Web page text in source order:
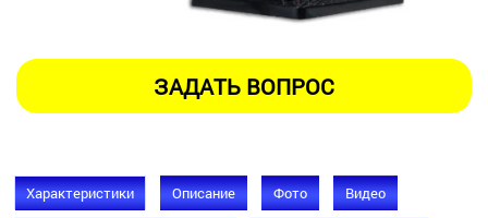
Характеристики Описание Фото Видео